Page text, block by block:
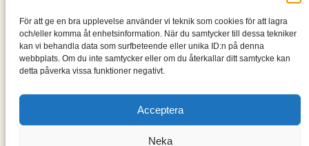
För att ge en bra upplevelse använder vi teknik som cookies för att lagra
och/eller komma åt enhetsinformation. När du samtycker till dessa tekniker
kan vi behandla data som surfbeteende eller unika ID:n på denna
webbplats. Om du inte samtycker eller om du återkallar ditt samtycke kan
detta påverka vissa funktioner negativt.
Acceptera
Neka
Om mig & om bloggen
S
ö
k